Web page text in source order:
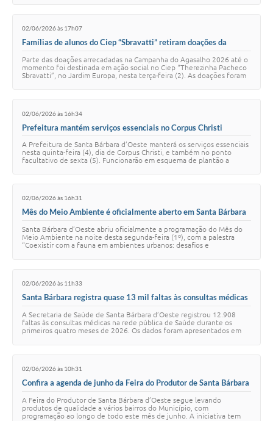
Legislação
Links
Jornal
Contato
Plano de Contratações Anuais
02/06/2026 às 17h07
Famílias de alunos do Ciep “Sbravatti” retiram doações da
Parte das doações arrecadadas na Campanha do Agasalho 2026 até o
momento foi destinada em ação social no Ciep “Therezinha Pacheco
Sbravatti”, no Jardim Europa, nesta terça-feira (2). As doações foram
02/06/2026 às 16h34
Prefeitura mantém serviços essenciais no Corpus Christi
A Prefeitura de Santa Bárbara d’Oeste manterá os serviços essenciais
nesta quinta-feira (4), dia de Corpus Christi, e também no ponto
facultativo de sexta (5). Funcionarão em esquema de plantão a
02/06/2026 às 16h31
Mês do Meio Ambiente é oficialmente aberto em Santa Bárbara
Santa Bárbara d’Oeste abriu oficialmente a programação do Mês do
Meio Ambiente na noite desta segunda-feira (1º), com a palestra
“Coexistir com a fauna em ambientes urbanos: desafios e
02/06/2026 às 11h33
Santa Bárbara registra quase 13 mil faltas às consultas médicas
A Secretaria de Saúde de Santa Bárbara d’Oeste registrou 12.908
faltas às consultas médicas na rede pública de Saúde durante os
primeiros quatro meses de 2026. Os dados foram apresentados em
02/06/2026 às 10h31
Confira a agenda de junho da Feira do Produtor de Santa Bárbara
A Feira do Produtor de Santa Bárbara d’Oeste segue levando
produtos de qualidade a vários bairros do Município, com
programação ao longo de todo este mês de junho. A iniciativa tem